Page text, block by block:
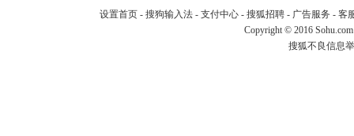
设置首页- 搜狗输入法- 支付中心- 搜狐招聘- 广告服务 - 客
Copyright © 2016
搜狐不良信息